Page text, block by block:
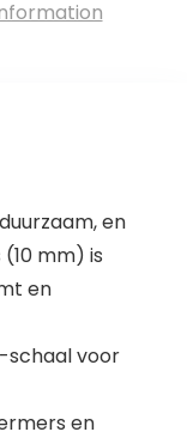
en
mm) is
en
schaal voor
en